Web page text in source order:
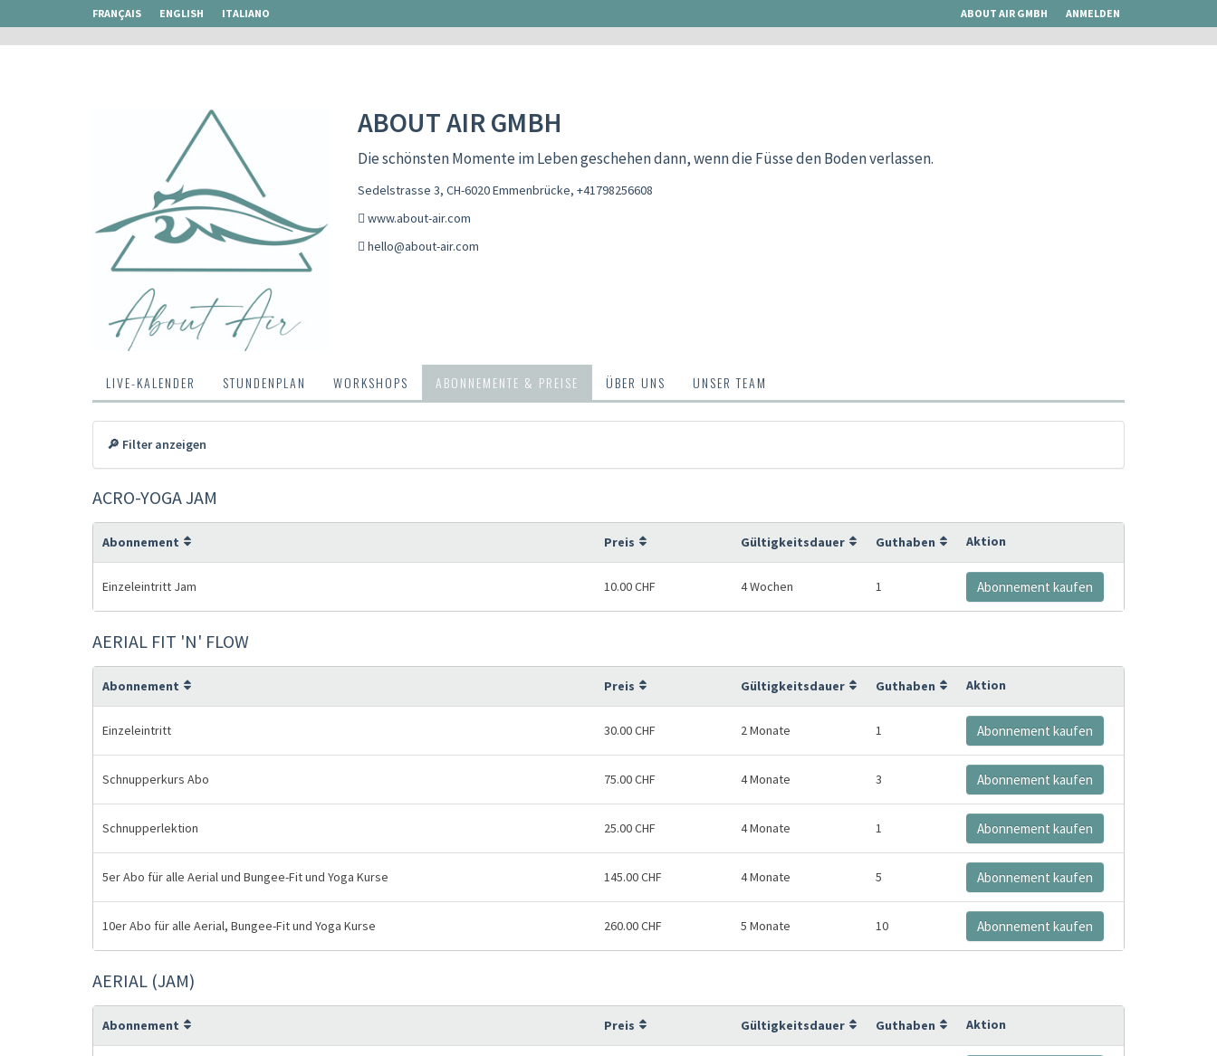
FRANÇAIS ENGLISH ITALIANO ABOUT AIR GMBH ANMELDEN
ABOUT AIR GMBH
Die schönsten Momente im Leben geschehen dann, wenn die Füsse den Boden verlassen.
Sedelstrasse 3, CH-6020 Emmenbrücke, +41798256608
www.about-air.com
hello@about-air.com
LIVE-KALENDER STUNDENPLAN WORKSHOPS ABONNEMENTE & PREISE ÜBER UNS UNSER TEAM
🔎 Filter anzeigen
ACRO-YOGA JAM
Abonnement Preis Gültigkeitsdauer Guthaben Aktion
Einzeleintritt Jam 10.00 CHF 4 Wochen 1 Abonnement kaufen
AERIAL FIT 'N' FLOW
Abonnement Preis Gültigkeitsdauer Guthaben Aktion
Einzeleintritt 30.00 CHF 2 Monate 1 Abonnement kaufen
Schnupperkurs Abo 75.00 CHF 4 Monate 3 Abonnement kaufen
Schnupperlektion 25.00 CHF 4 Monate 1 Abonnement kaufen
5er Abo für alle Aerial und Bungee-Fit und Yoga Kurse 145.00 CHF 4 Monate 5 Abonnement kaufen
10er Abo für alle Aerial, Bungee-Fit und Yoga Kurse 260.00 CHF 5 Monate 10 Abonnement kaufen
AERIAL (JAM)
Abonnement Preis Gültigkeitsdauer Guthaben Aktion